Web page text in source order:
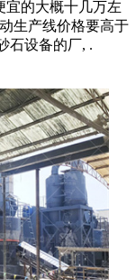
宜的大概十几万左
生产线价格要高于
石设备的厂, .